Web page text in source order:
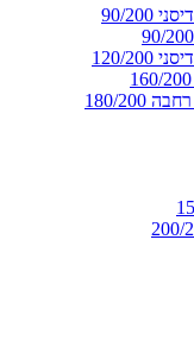
200
200
200